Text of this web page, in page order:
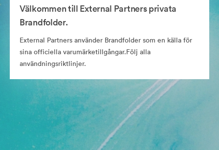
Välkommen till External Partners privata
Brandfolder.
External Partners använder Brandfolder som en källa för
sina officiella varumärketillgångar.Följ alla
användningsriktlinjer.